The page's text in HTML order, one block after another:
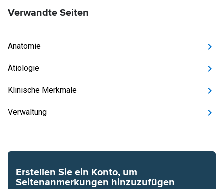
Verwandte Seiten
Anatomie
Ätiologie
Klinische Merkmale
Verwaltung
Erstellen Sie ein Konto, um
Seitenanmerkungen hinzuzufügen